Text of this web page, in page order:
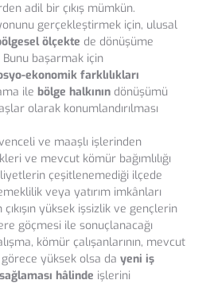
adil bir çıkış mümkün.
gerçekleştirmek için, ulusal
ölçekte de dönüşüme
başarmak için
ekonomik farklılıkları
ile bölge halkının dönüşümü
olarak konumlandırılması
ve maaşlı işlerinden
ve mevcut kömür bağımlılığı
çeşitlenemediği ilçede
veya yatırım imkânları
yüksek işsizlik ve gençlerin
göçmesi ile sonuçlanacağı
kömür çalışanlarının, mevcut
yüksek olsa da yeni iş
hâlinde işlerini